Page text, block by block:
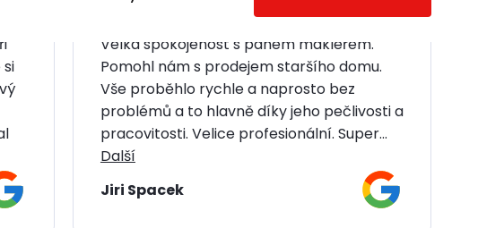
Velká spokojenost s panem makléřem.
Pomohl nám s prodejem staršího domu.
Vše proběhlo rychle a naprosto bez
problémů a to hlavně díky jeho pečlivosti a
pracovitosti. Velice profesionální. Super...
Další
Jiri Spacek